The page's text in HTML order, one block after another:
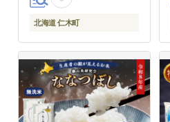
北海道 仁木町